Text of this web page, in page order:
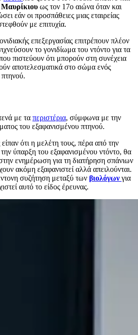
Μαυρίκιου ως τον 17ο αιώνα όταν και
εάν οι προσπάθειες μιας εταιρείας
με επιτυχία.
επεξεργασίας επιτρέπουν πλέον
το γονιδίωμα του ντόντο για τα
πιστεύουν ότι μπορούν στη συνέχεια
αποτελεσματικά στο σώμα ενός
με τα περιστέρια, σύμφωνα με την
του εξαφανισμένου πτηνού.
ότι η μελέτη τους, πέρα από την
την ύπαρξη του εξαφανισμένου ντόντο, θα
ενημέρωση για τη διατήρηση σπάνιων
ακόμη εξαφανιστεί αλλά απειλούνται.
συζήτηση μεταξύ των βιολόγων για
αυτό το είδος έρευνας.